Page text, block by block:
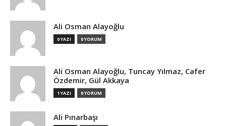
Ali Osman Alayoğlu
0 YAZI 0 YORUM
Ali Osman Alayoğlu, Tuncay Yılmaz, Cafer
Özdemir, Gül Akkaya
1 YAZI 0 YORUM
Ali Pınarbaşı